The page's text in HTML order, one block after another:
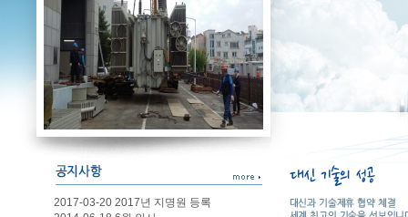
2017-03-20 2017년 지명원 등록